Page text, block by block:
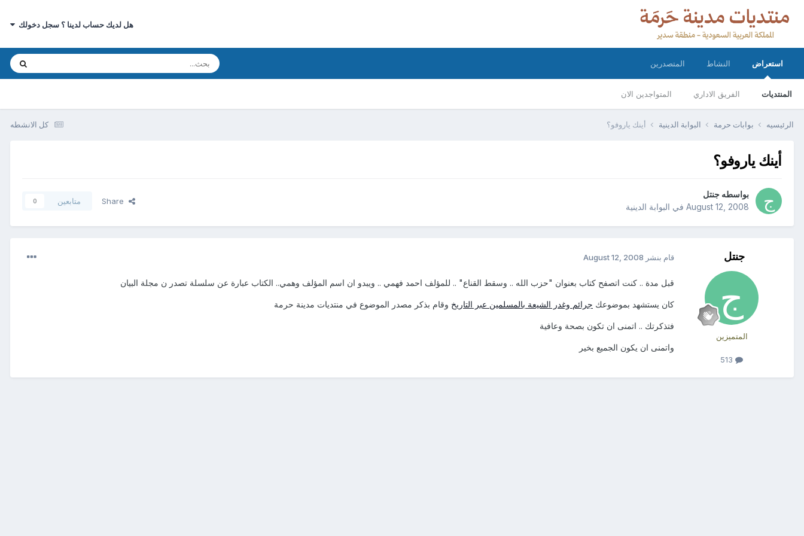
هل لديك حساب لدينا ؟ سجل دخولك
استعراض
المنتديات الفريق الاداري المتواجدين الان
النشاط المتصدرين
كل الانشطه الرئيسيه بوابات حرمة البوابة الدينية أينك ياروفو؟
أينك ياروفو؟
بواسطه جنتل
August 12, 2008 في البوابة الدينية
متابعين 0
جنتل
المتميزين
قام بنشر August 12, 2008
قبل مدة .. كنت اتصفح كتاب بعنوان "حزب الله .. وسقط القناع" .. للمؤلف احمد فهمي .. ويبدو ان اسم المؤلف وهمي.. الكتاب عبارة عن سلسلة تصدر ن مجلة البيان
كان يستشهد بموضوعك جرائم وغدر الشيعة بالمسلمين عبر التاريخ وقام بذكر مصدر الموضوع في منتديات مدينة حرمة
فتذكرتك .. اتمنى ان تكون بصحة وعافية
واتمنى ان يكون الجميع بخير